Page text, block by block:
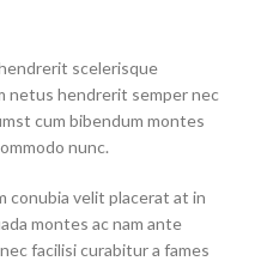
scelerisque
netus hendrerit semper nec
cum bibendum montes
nunc.
conubia velit placerat at in
montes ac nam ante
facilisi curabitur a fames